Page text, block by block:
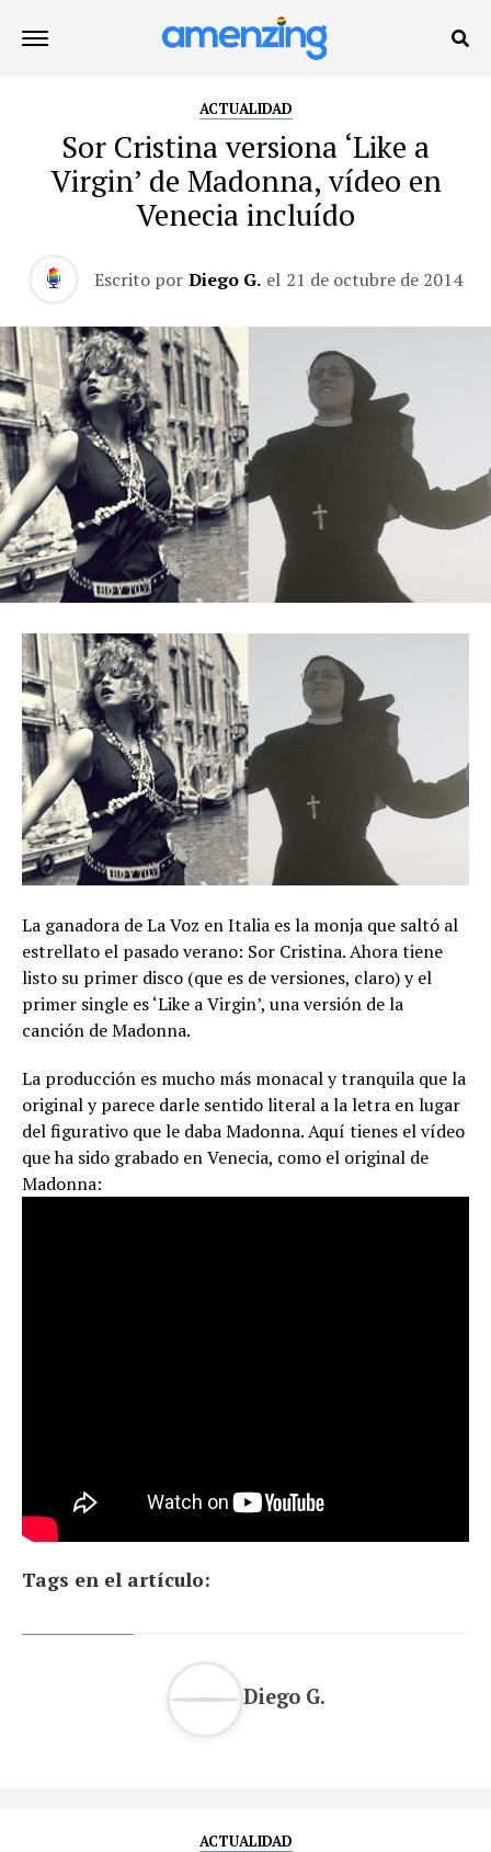
ACTUALIDAD
Sor Cristina versiona ‘Like a
Virgin’ de Madonna, vídeo en
Venecia incluído
Escrito por Diego G. el 21 de octubre de 2014
La ganadora de La Voz en Italia es la monja que saltó al
estrellato el pasado verano: Sor Cristina. Ahora tiene
listo su primer disco (que es de versiones, claro) y el
primer single es ‘Like a Virgin’, una versión de la
canción de Madonna.
La producción es mucho más monacal y tranquila que la
original y parece darle sentido literal a la letra en lugar
del figurativo que le daba Madonna. Aquí tienes el vídeo
que ha sido grabado en Venecia, como el original de
Madonna:
Tags en el artículo:
Diego G.
ACTUALIDAD